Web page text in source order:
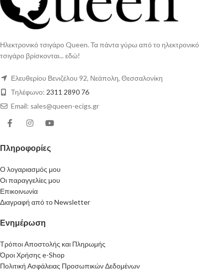
Ηλεκτρονικό τσιγάρο Queen. Τα πάντα γύρω από το ηλεκτρονικό
τσιγάρο βρίσκονται... εδώ!
Ελευθερίου Βενιζέλου 92, Νεάπολη, Θεσσαλονίκη
Τηλέφωνο: 2311 2890 76
Email: sales@queen-ecigs.gr
Πληροφορίες
Ο λογαριασμός μου
Οι παραγγελίες μου
Επικοινωνία
Διαγραφή από το Newsletter
Ενημέρωση
Τρόποι Αποστολής και Πληρωμής
Όροι Χρήσης e-Shop
Πολιτική Ασφάλειας Προσωπικών Δεδομένων